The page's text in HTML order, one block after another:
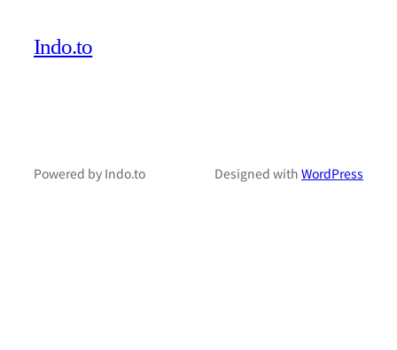
Indo.to
Powered by Indo.to Designed with WordPress